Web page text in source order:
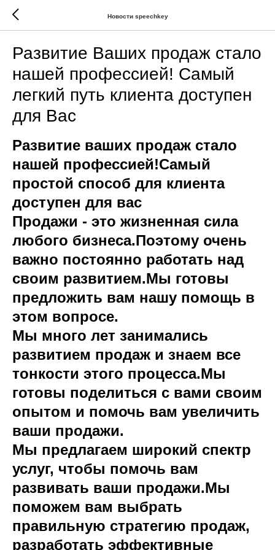
Новости speechkey
Развитие Ваших продаж стало
нашей профессией! Самый
легкий путь клиента доступен
для Вас
Развитие ваших продаж стало
нашей профессией!Самый
простой способ для клиента
доступен для вас
Продажи - это жизненная сила
любого бизнеса.Поэтому очень
важно постоянно работать над
своим развитием.Мы готовы
предложить вам нашу помощь в
этом вопросе.
Мы много лет занимались
развитием продаж и знаем все
тонкости этого процесса.Мы
готовы поделиться с вами своим
опытом и помочь вам увеличить
ваши продажи.
Мы предлагаем широкий спектр
услуг, чтобы помочь вам
развивать ваши продажи.Мы
поможем вам выбрать
правильную стратегию продаж,
разработать эффективные